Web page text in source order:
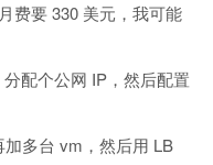
费要 330 美元，我可能
配个公网 IP，然后配置
多台 vm，然后用 LB